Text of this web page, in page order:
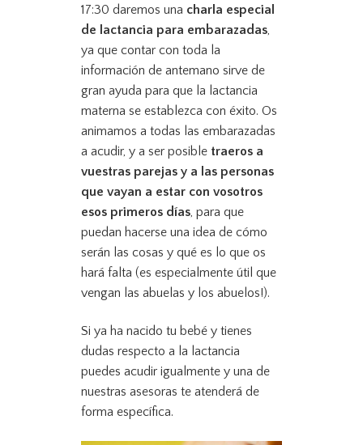
17:30 daremos una charla especial
de lactancia para embarazadas,
ya que contar con toda la
información de antemano sirve de
gran ayuda para que la lactancia
materna se establezca con éxito. Os
animamos a todas las embarazadas
a acudir, y a ser posible traeros a
vuestras parejas y a las personas
que vayan a estar con vosotros
esos primeros días, para que
puedan hacerse una idea de cómo
serán las cosas y qué es lo que os
hará falta (es especialmente útil que
vengan las abuelas y los abuelos!).
Si ya ha nacido tu bebé y tienes
dudas respecto a la lactancia
puedes acudir igualmente y una de
nuestras asesoras te atenderá de
forma específica.